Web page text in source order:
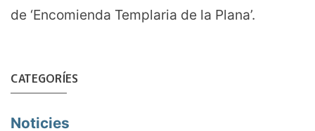
de ‘Encomienda Templaria de la Plana’.
CATEGORÍES
Noticies